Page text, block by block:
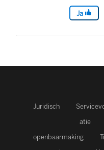
Ja
Juridisch
atie
openbaarmaking